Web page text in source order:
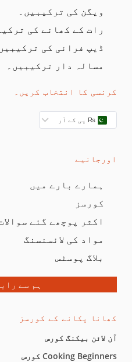
ویگن کی ترکیبیں۔
رات کے کھانے کی
ڈیپ فرائی کی
مسالہ دار ترکیبیں۔
کرنسی کا انتخاب کریں۔
₨ پی کے آر
اورجانیے
ہمارے بارے میں
کورسز
اکثر پوچھے گئے
مواد کی لائسنسنگ
بلاگ پوسٹس
ہم سے
کھانا پکانے کے کورسز
آن لائن بیکنگ کورس
Cooking Beginners کورس